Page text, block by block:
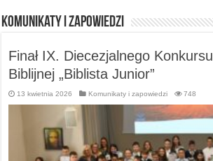
Komunikaty i zapowiedzi
Finał IX. Diecezjalnego
Biblijnej „Biblista Junior”
13 kwietnia 2026 Komunikaty i zapowiedzi 748